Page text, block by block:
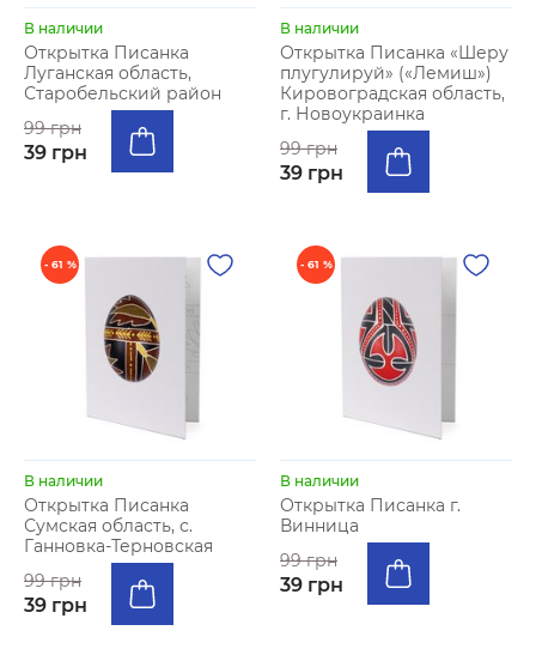
В наличии
Открытка Писанка
Луганская область,
Старобельский район
99 грн
39 грн
В наличии
Открытка Писанка «Шеру
плугулируй» («Лемиш»)
Кировоградская область,
г. Новоукраинка
99 грн
39 грн
- 61 %
В наличии
Открытка Писанка
Сумская область, с.
Ганновка-Терновская
99 грн
39 грн
- 61 %
В наличии
Открытка Писанка г.
Винница
99 грн
39 грн